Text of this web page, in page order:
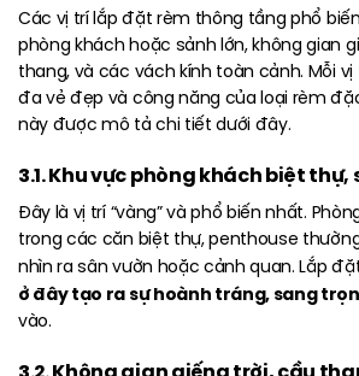
Các vị trí lắp đặt rèm thông tầng phổ
phòng khách hoặc sảnh lớn, không gian
thang, và các vách kính toàn cảnh. Mỗi
đa vẻ đẹp và công năng của loại rèm
này được mô tả chi tiết dưới đây.
3.1. Khu vực phòng khách biệt thự,
Đây là vị trí “vàng” và phổ biến nhất.
trong các căn biệt thự, penthouse
nhìn ra sân vườn hoặc cảnh quan. Lắp
ở đây tạo ra sự hoành tráng, sang
vào.